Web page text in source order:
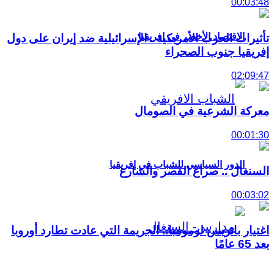
الاقتصاد الأخضر في إفريقيا
الدور السياسي للشباب في إفريقيا
00:03:48
تأثيرات الحرب الأمريكية ـ الإسرائيلية ضد إيران على دول
إفريقيا جنوب الصحراء
02:09:47
معركة الشرعية في الصومال
00:01:30
السنغال .. صراع القصر والشارع
00:03:02
اغتيار باتريس لومومبا.. الجريمة التي عادت تطارد أوروبا
بعد 65 عامًا